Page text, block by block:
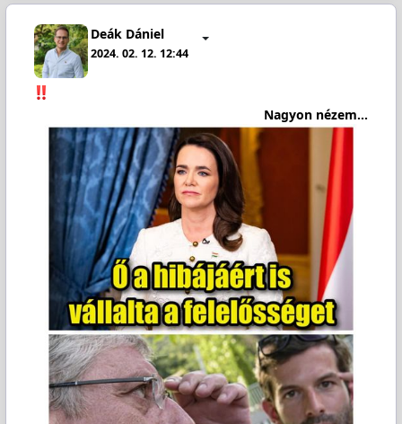
Deák Dániel
2024. 02. 12. 12:44
Nagyon nézem...